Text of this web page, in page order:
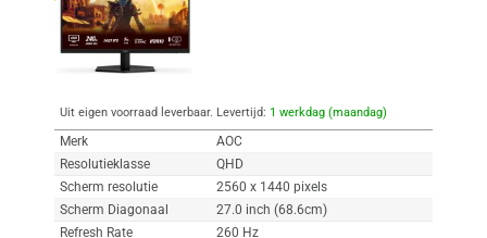
Uit eigen voorraad leverbaar. Levertijd: 1 werkdag (maandag)
Merk
AOC
Resolutieklasse
QHD
Scherm resolutie
2560 x 1440 pixels
Scherm Diagonaal
27.0 inch (68.6cm)
Refresh Rate
260 Hz